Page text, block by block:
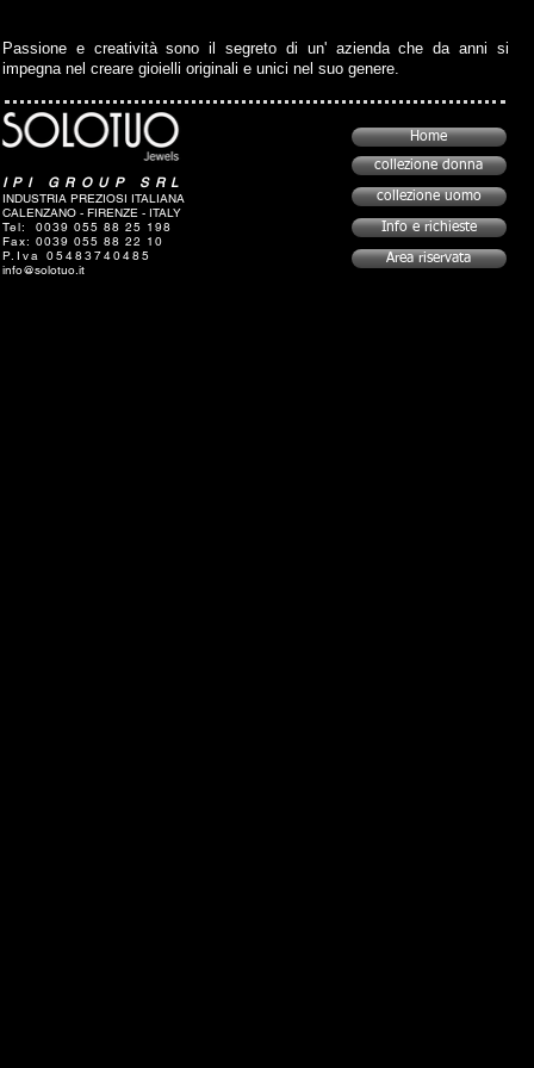
Passione e creatività sono il segreto di un' azienda che da anni si
impegna nel creare gioielli originali e unici nel suo genere.
IPI GROUP SRL
INDUSTRIA PREZIOSI ITALIANA
CALENZANO - FIRENZE - ITALY
Tel: 0039 055 88 25 198
Fax: 0039 055 88 22 10
P.Iva 05483740485
info@solotuo.it
collezione donna
collezione uomo
Info e richieste
Home
Area riservata